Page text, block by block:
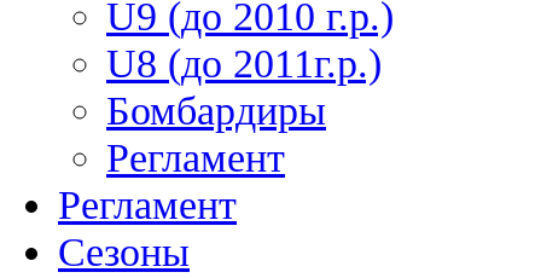
U9 (до 2010 г.р.)
U8 (до 2011г.р.)
Бомбардиры
Регламент
Регламент
Сезоны